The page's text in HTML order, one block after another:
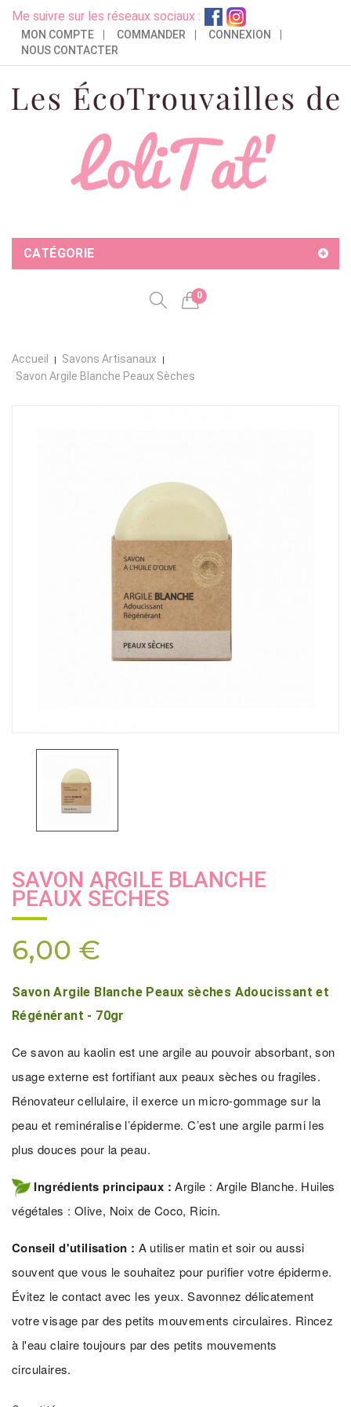
Me suivre sur les réseaux sociaux :
MON COMPTE COMMANDER
CONNEXION
NOUS CONTACTER
CATÉGORIE
0
Accueil
Savons Artisanaux
Savon Argile Blanche Peaux Sèches
SAVON ARGILE BLANCHE
PEAUX SÈCHES
6,00 €
Savon Argile Blanche Peaux sèches Adoucissant et
Régénérant - 70gr
Ce savon au kaolin est une argile au pouvoir absorbant, son
usage externe est fortifiant aux peaux sèches ou fragiles.
Rénovateur cellulaire, il exerce un micro-gommage sur la
peau et reminéralise l’épiderme. C’est une argile parmi les
plus douces pour la peau.
Ingrédients principaux : Argile : Argile Blanche. Huiles
végétales : Olive, Noix de Coco, Ricin.
Conseil d'utilisation : A utiliser matin et soir ou aussi
souvent que vous le souhaitez pour purifier votre épiderme.
Évitez le contact avec les yeux. Savonnez délicatement
votre visage par des petits mouvements circulaires. Rincez
à l'eau claire toujours par des petits mouvements
circulaires.